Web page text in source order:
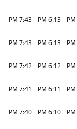
6:13 PM
7:43 PM
6:13 PM
7:43 PM
6:12 PM
7:42 PM
6:11 PM
7:41 PM
6:10 PM
7:40 PM